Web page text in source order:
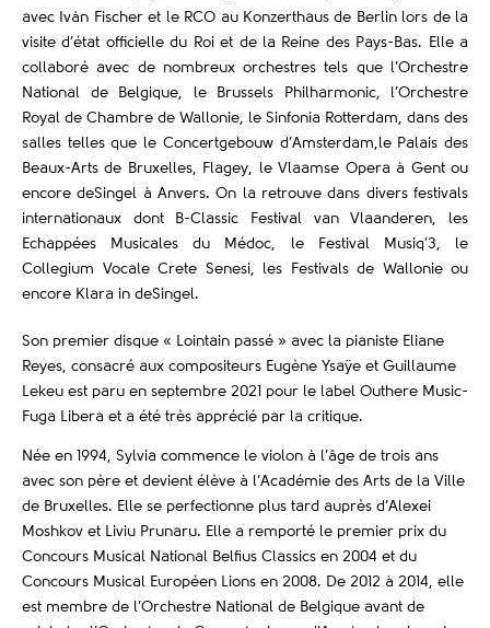
avec Iván Fischer et le RCO au Konzerthaus de Berlin lors de la
visite d’état officielle du Roi et de la Reine des Pays-Bas. Elle a
collaboré avec de nombreux orchestres tels que l’Orchestre
National de Belgique, le Brussels Philharmonic, l’Orchestre
Royal de Chambre de Wallonie, le Sinfonia Rotterdam, dans des
salles telles que le Concertgebouw d’Amsterdam,le Palais des
Beaux-Arts de Bruxelles, Flagey, le Vlaamse Opera à Gent ou
encore deSingel à Anvers. On la retrouve dans divers festivals
internationaux dont B-Classic Festival van Vlaanderen, les
Echappées Musicales du Médoc, le Festival Musiq’3, le
Collegium Vocale Crete Senesi, les Festivals de Wallonie ou
encore Klara in deSingel.
Son premier disque « Lointain passé » avec la pianiste Eliane
Reyes, consacré aux compositeurs Eugène Ysaÿe et Guillaume
Lekeu est paru en septembre 2021 pour le label Outhere Music-
Fuga Libera et a été très apprécié par la critique.
Née en 1994, Sylvia commence le violon à l’âge de trois ans
avec son père et devient élève à l’Académie des Arts de la Ville
de Bruxelles. Elle se perfectionne plus tard auprès d’Alexei
Moshkov et Liviu Prunaru. Elle a remporté le premier prix du
Concours Musical National Belfius Classics en 2004 et du
Concours Musical Européen Lions en 2008. De 2012 à 2014, elle
est membre de l’Orchestre National de Belgique avant de